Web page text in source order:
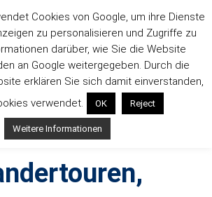
–
Cookies von Google, um ihre Dienste
zu personalisieren und Zugriffe zu
darüber, wie Sie die Website
an Google weitergegeben. Durch die
erklären Sie sich damit einverstanden,
verwendet.
OK Reject
Weitere Informationen